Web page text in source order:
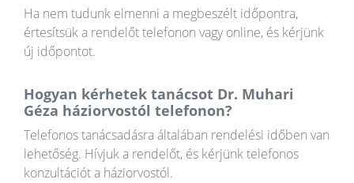
Ha nem tudunk elmenni a megbeszélt időpontra,
értesítsük a rendelőt telefonon vagy online, és kérjünk
új időpontot.
Hogyan kérhetek tanácsot Dr. Muhari
Géza háziorvostól telefonon?
Telefonos tanácsadásra általában rendelési időben van
lehetőség. Hívjuk a rendelőt, és kérjünk telefonos
konzultációt a háziorvostól.